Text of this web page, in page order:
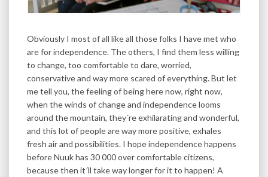
Obviously I most of all like all those folks I have met who
are for independence. The others, I find them less willing
to change, too comfortable to dare, worried,
conservative and way more scared of everything. But let
me tell you, the feeling of being here now, right now,
when the winds of change and independence looms
around the mountain, they´re exhilarating and wonderful,
and this lot of people are way more positive, exhales
fresh air and possibilities. I hope independence happens
before Nuuk has 30 000 over comfortable citizens,
because then it´ll take way longer for it to happen! A